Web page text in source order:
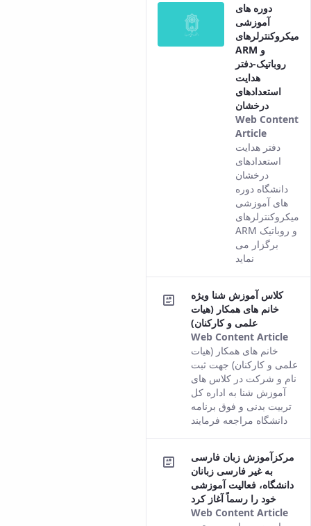
دوره های
آموزشی
میکروکنترلرهای
ARM و
روباتیک-دفتر
هدایت
استعدادهای
درخشان
Web Content
Article
This
result
from
the
Persian
version
of this
content.
دفتر هدایت
استعدادهای
درخشان
دانشگاه دوره
های آموزشی
میکروکنترلرهای
ARM و روباتیک
برگزار می
نماید
کلاس آموزش شنا ویژه
خانم های همکار (هیات
علمی و کارکنان)
Web Content Article
the
خانم های همکار (هیات
علمی و کارکنان) جهت ثبت
نام و شرکت در کلاس های
آموزش شنا به اداره کل
تربیت بدنی و فوق برنامه
دانشگاه مراجعه فرمایند
مرکزآموزش زبان فارسی
به غیر فارسی زبانان
دانشگاه، فعالیت آموزشی
خود را رسماً آغاز کرد
Web Content Article